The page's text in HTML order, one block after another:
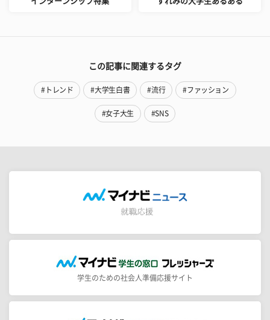
この記事に関連するタグ
#トレンド #大学生白書 #流行 #ファッション
#女子大生 #SNS
学生のための社会人準備応援サイト